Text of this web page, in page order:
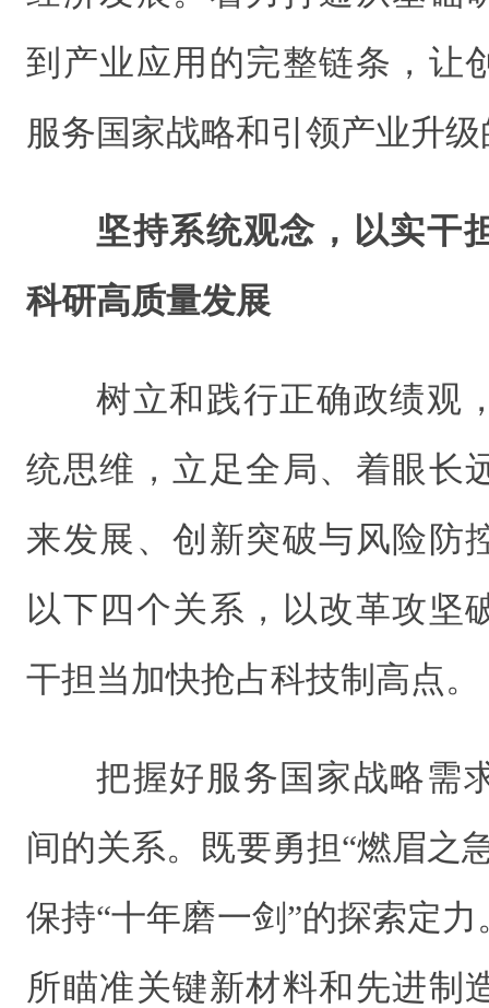
到产业应用的完整链条，让
服务国家战略和引领产业升
坚持系统观念，以实干
科研高质量发展
树立和践行正确政绩观
统思维，立足全局、着眼长
来发展、创新突破与风险防
以下四个关系，以改革攻坚
干担当加快抢占科技制高点。
把握好服务国家战略需
间的关系。既要勇担“燃眉之
保持“十年磨一剑”的探索定
所瞄准关键新材料和先进制